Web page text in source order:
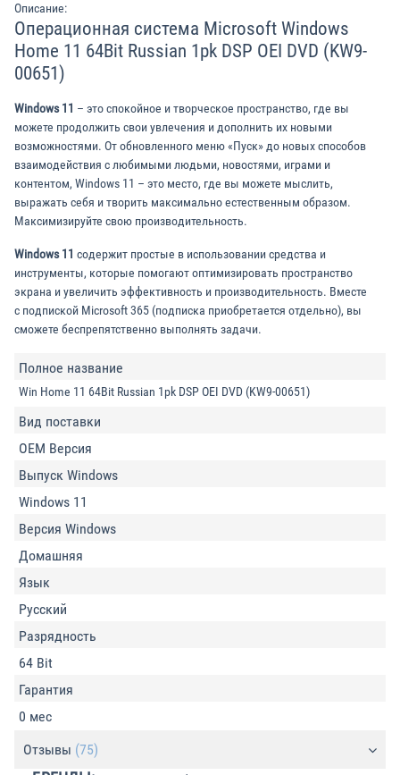
Описание:
Операционная система Microsoft Windows
Home 11 64Bit Russian 1pk DSP OEI DVD (KW9-
00651)
Windows 11 – это спокойное и творческое пространство, где вы
можете продолжить свои увлечения и дополнить их новыми
возможностями. От обновленного меню «Пуск» до новых способов
взаимодействия с любимыми людьми, новостями, играми и
контентом, Windows 11 – это место, где вы можете мыслить,
выражать себя и творить максимально естественным образом.
Максимизируйте свою производительность.
Windows 11 содержит простые в использовании средства и
инструменты, которые помогают оптимизировать пространство
экрана и увеличить эффективность и производительность. Вместе
с подпиской Microsoft 365 (подписка приобретается отдельно), вы
сможете беспрепятственно выполнять задачи.
Полное название
Win Home 11 64Bit Russian 1pk DSP OEI DVD (KW9-00651)
Вид поставки
OEM Версия
Выпуск Windows
Windows 11
Версия Windows
Домашняя
Язык
Русский
Разрядность
64 Bit
Гарантия
0 мес
Отзывы (75)